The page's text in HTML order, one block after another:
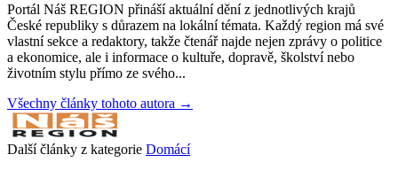
Portál Náš REGION přináší aktuální dění z jednotlivých krajů
České republiky s důrazem na lokální témata. Každý region má své
vlastní sekce a redaktory, takže čtenář najde nejen zprávy o politice
a ekonomice, ale i informace o kultuře, dopravě, školství nebo
životním stylu přímo ze svého...
Všechny články tohoto autora →
Další články z kategorie Domácí